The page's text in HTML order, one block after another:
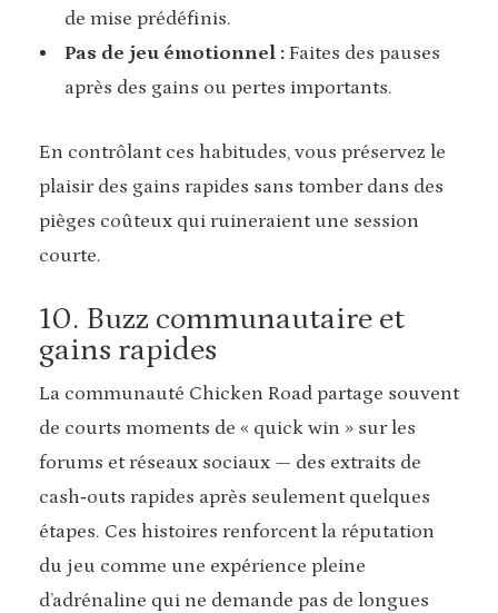
de mise prédéfinis.
Pas de jeu émotionnel : Faites des pauses
après des gains ou pertes importants.
En contrôlant ces habitudes, vous préservez le
plaisir des gains rapides sans tomber dans des
pièges coûteux qui ruineraient une session
courte.
10. Buzz communautaire et
gains rapides
La communauté Chicken Road partage souvent
de courts moments de « quick win » sur les
forums et réseaux sociaux — des extraits de
cash‑outs rapides après seulement quelques
étapes. Ces histoires renforcent la réputation
du jeu comme une expérience pleine
d’adrénaline qui ne demande pas de longues